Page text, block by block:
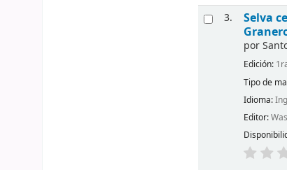
3.
Selva
por
Edición:
Tipo de
Idioma:
Editor: